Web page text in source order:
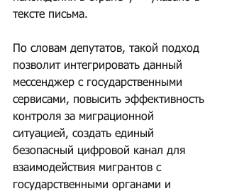
тексте письма.
По словам депутатов, такой подход
позволит интегрировать данный
мессенджер с государственными
сервисами, повысить эффективность
контроля за миграционной
ситуацией, создать единый
безопасный цифровой канал для
взаимодействия мигрантов с
государственными органами и